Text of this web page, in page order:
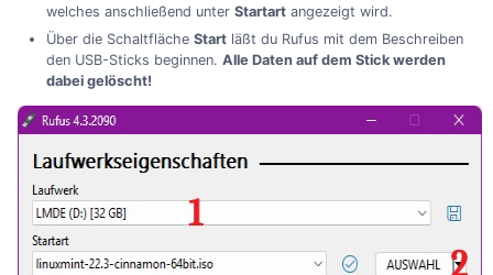
welches anschließend unter Startartangezeigt wird.
Über die Schaltfläche Startläßt du Rufus mit dem Beschreiben
den USB-Sticks beginnen. Alle Daten auf dem Stick werden
dabei gelöscht!